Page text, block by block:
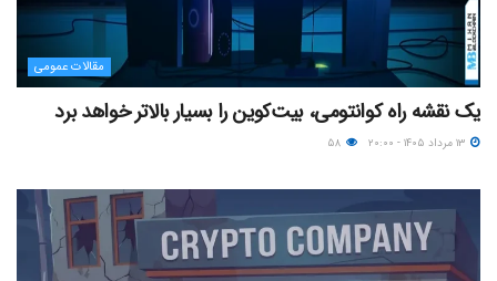
مقالات عمومی
یک نقشه راه کوانتومی، بیت‌کوین را بسیار بالاتر خواهد برد